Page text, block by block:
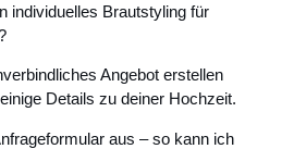
individuelles Brautstyling für
Angebot erstellen
Details zu deiner Hochzeit.
aus – so kann ich